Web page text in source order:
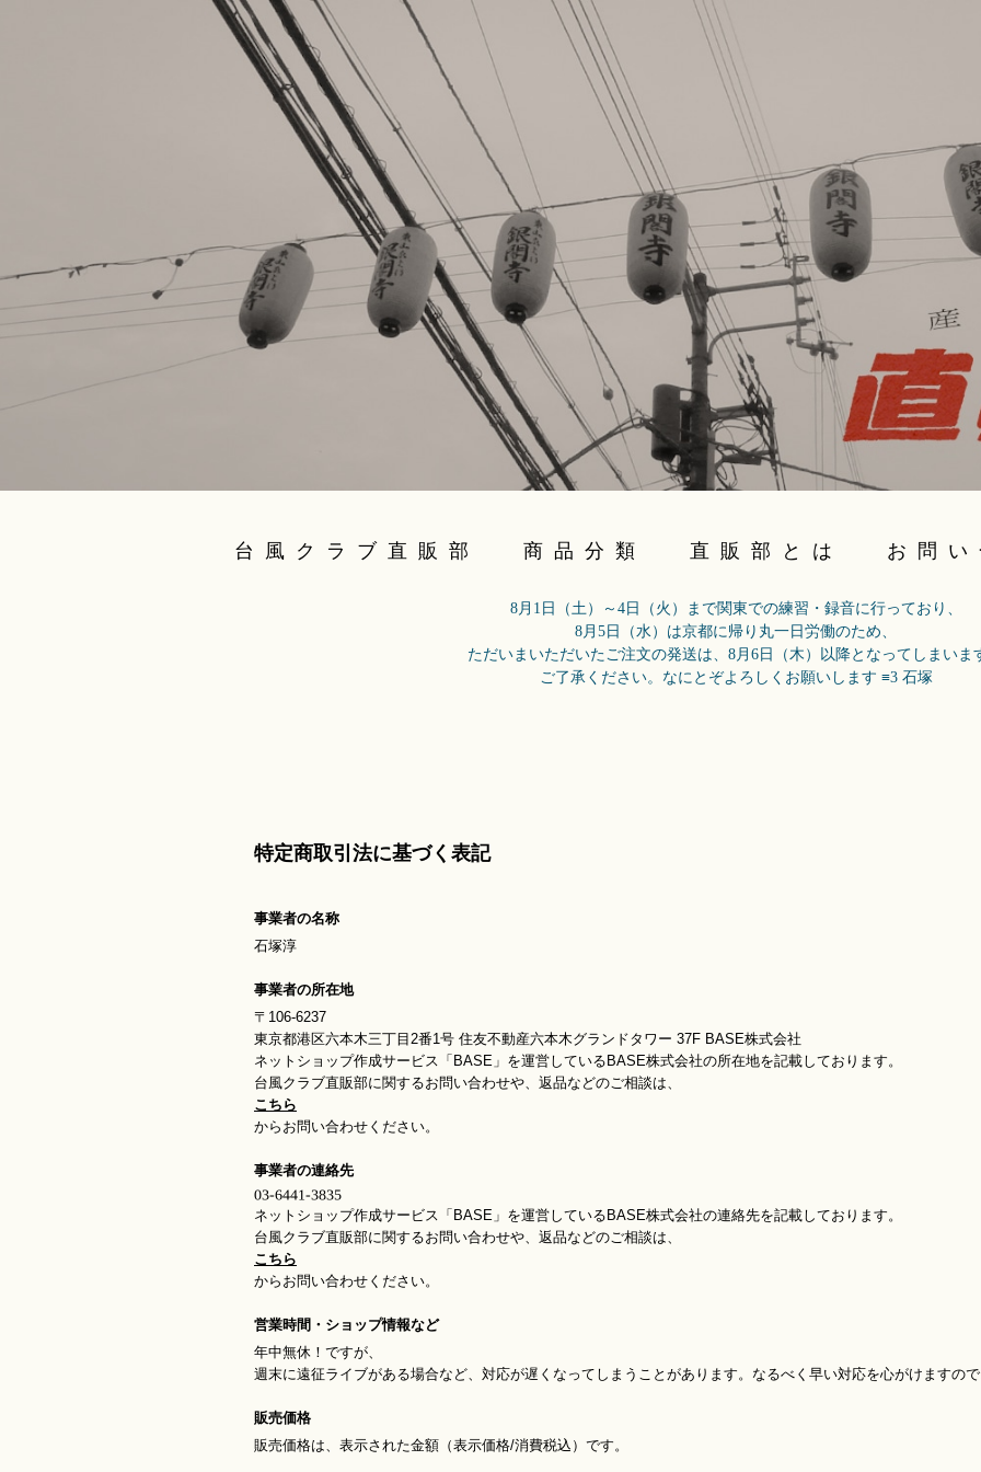
台風クラブ直販部 商品分類 直販部とは お問い
8月1日（土）～4日（火）まで関東での練習・録音に行っており、
8月5日（水）は京都に帰り丸一日労働のため、
ただいまいただいたご注文の発送は、8月6日（木）以降となってしまいま
ご了承ください。なにとぞよろしくお願いします ≡3 石塚
特定商取引法に基づく表記
事業者の名称
石塚淳
事業者の所在地
〒106-6237
東京都港区六本木三丁目2番1号 住友不動産六本木グランドタワー 37F BASE株式会社
ネットショップ作成サービス「BASE」を運営しているBASE株式会社の所在地を記載しております。
台風クラブ直販部に関するお問い合わせや、返品などのご相談は、
こちら
からお問い合わせください。
事業者の連絡先
ネットショップ作成サービス「BASE」を運営しているBASE株式会社の連絡先を記載しております。
台風クラブ直販部に関するお問い合わせや、返品などのご相談は、
こちら
からお問い合わせください。
営業時間・ショップ情報など
年中無休！ですが、
週末に遠征ライブがある場合など、対応が遅くなってしまうことがあります。なるべく早い対応を心がけますので
販売価格
販売価格は、表示された金額（表示価格/消費税込）です。